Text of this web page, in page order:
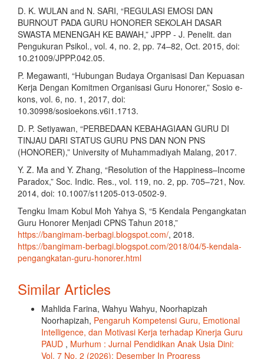
D. K. WULAN and N. SARI, “REGULASI EMOSI DAN
BURNOUT PADA GURU HONORER SEKOLAH DASAR
SWASTA MENENGAH KE BAWAH,” JPPP - J. Penelit. dan
Pengukuran Psikol., vol. 4, no. 2, pp. 74–82, Oct. 2015, doi:
10.21009/JPPP.042.05.
P. Megawanti, “Hubungan Budaya Organisasi Dan Kepuasan
Kerja Dengan Komitmen Organisasi Guru Honorer,” Sosio e-
kons, vol. 6, no. 1, 2017, doi:
10.30998/sosioekons.v6i1.1713.
D. P. Setiyawan, “PERBEDAAN KEBAHAGIAAN GURU DI
TINJAU DARI STATUS GURU PNS DAN NON PNS
(HONORER),” University of Muhammadiyah Malang, 2017.
Y. Z. Ma and Y. Zhang, “Resolution of the Happiness–Income
Paradox,” Soc. Indic. Res., vol. 119, no. 2, pp. 705–721, Nov.
2014, doi: 10.1007/s11205-013-0502-9.
Tengku Imam Kobul Moh Yahya S, “5 Kendala Pengangkatan
Guru Honorer Menjadi CPNS Tahun 2018,”
https://bangimam-berbagi.blogspot.com/, 2018.
https://bangimam-berbagi.blogspot.com/2018/04/5-kendala-
pengangkatan-guru-honorer.html
Similar Articles
Mahlida Farina, Wahyu Wahyu, Noorhapizah
Noorhapizah, Pengaruh Kompetensi Guru, Emotional
Intelligence, dan Motivasi Kerja terhadap Kinerja Guru
PAUD , Murhum : Jurnal Pendidikan Anak Usia Dini:
Vol. 7 No. 2 (2026): Desember In Progress